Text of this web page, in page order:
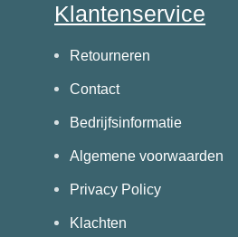
Klantenservice
Retourneren
Contact
Bedrijfsinformatie
Algemene voorwaarden
Privacy Policy
Klachten